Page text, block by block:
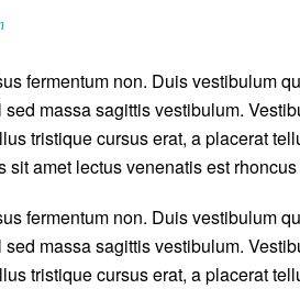
fermentum non. Duis vestibulum
massa sagittis vestibulum.
tristique cursus erat, a placerat
amet lectus venenatis est
fermentum non. Duis vestibulum
massa sagittis vestibulum.
tristique cursus erat, a placerat